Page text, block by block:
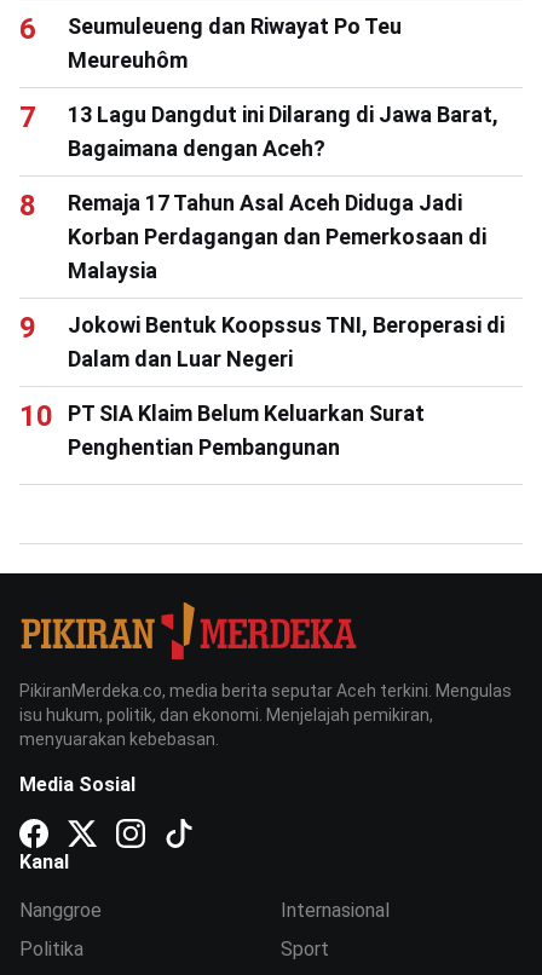
Seumuleueng dan Riwayat Po Teu
Meureuhôm
13 Lagu Dangdut ini Dilarang di Jawa Barat,
Bagaimana dengan Aceh?
Remaja 17 Tahun Asal Aceh Diduga Jadi
Korban Perdagangan dan Pemerkosaan di
Malaysia
Jokowi Bentuk Koopssus TNI, Beroperasi di
Dalam dan Luar Negeri
PT SIA Klaim Belum Keluarkan Surat
Penghentian Pembangunan
PikiranMerdeka.co, media berita seputar Aceh terkini. Mengulas
isu hukum, politik, dan ekonomi. Menjelajah pemikiran,
menyuarakan kebebasan.
Media Sosial
Kanal
Nanggroe
Politika
Internasional
Sport